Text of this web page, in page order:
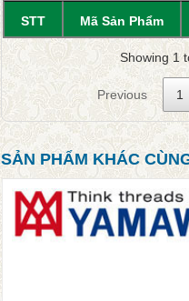
STT Mã Sản Phẩm
Showing 1
Previous 1
SẢN PHẨM KHÁC